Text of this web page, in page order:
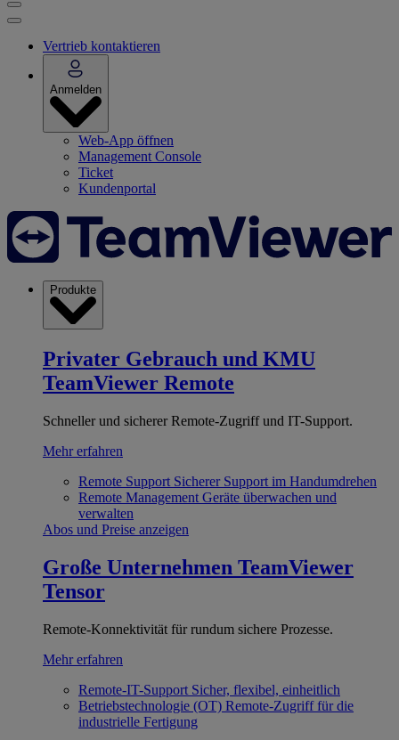
Vertrieb kontaktieren
Anmelden
Web-App öffnen
Management Console
Ticket
Kundenportal
Produkte
Privater Gebrauch und KMU
TeamViewer Remote
Schneller und sicherer Remote-Zugriff und IT-Support.
Mehr erfahren
Remote Support Sicherer Support im Handumdrehen
Remote Management Geräte überwachen und
verwalten
Abos und Preise anzeigen
Große Unternehmen TeamViewer
Tensor
Remote-Konnektivität für rundum sichere Prozesse.
Mehr erfahren
Remote-IT-Support Sicher, flexibel, einheitlich
Betriebstechnologie (OT) Remote-Zugriff für die
industrielle Fertigung